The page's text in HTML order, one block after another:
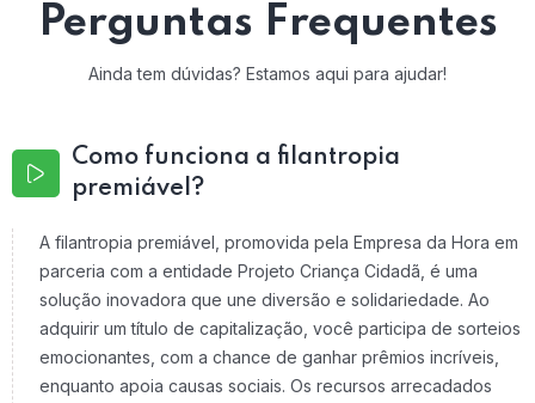
Perguntas Frequentes
Ainda tem dúvidas? Estamos aqui para ajudar!
Como funciona a filantropia
premiável?
A filantropia premiável, promovida pela Empresa da Hora em
parceria com a entidade Projeto Criança Cidadã, é uma
solução inovadora que une diversão e solidariedade. Ao
adquirir um título de capitalização, você participa de sorteios
emocionantes, com a chance de ganhar prêmios incríveis,
enquanto apoia causas sociais. Os recursos arrecadados